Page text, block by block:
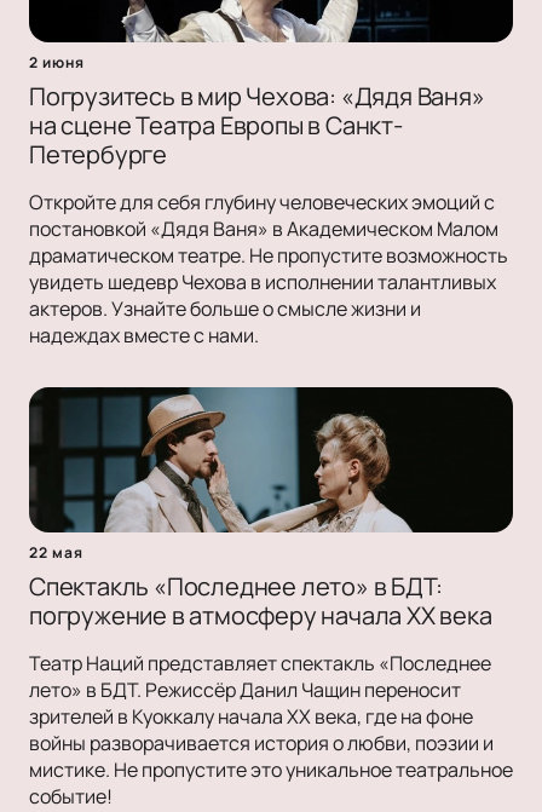
2 июня
Погрузитесь в мир Чехова: «Дядя Ваня»
на сцене Театра Европы в Санкт-
Петербурге
Откройте для себя глубину человеческих эмоций с
постановкой «Дядя Ваня» в Академическом Малом
драматическом театре. Не пропустите возможность
увидеть шедевр Чехова в исполнении талантливых
актеров. Узнайте больше о смысле жизни и
надеждах вместе с нами.
22 мая
Спектакль «Последнее лето» в БДТ:
погружение в атмосферу начала XX века
Театр Наций представляет спектакль «Последнее
лето» в БДТ. Режиссёр Данил Чащин переносит
зрителей в Куоккалу начала XX века, где на фоне
войны разворачивается история о любви, поэзии и
мистике. Не пропустите это уникальное театральное
событие!